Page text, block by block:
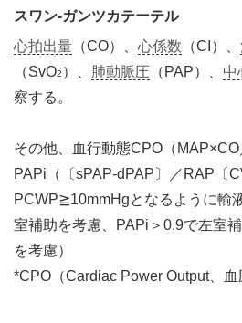
スワン-ガンツカテーテル
心拍出量 （CO）、 心係数 （CI）、
（SvO2 ）、 肺動脈圧 （PAP）、 中
察する。
その他、血行動態CPO（MAP×CO
PAPi（〔sPAP-dPAP〕／RAP〔
PCWP≧10mmHgとなるように輸
室補助を考慮、PAPi＞0.9で左室
を考慮）
*CPO（Cardiac Power Output、血